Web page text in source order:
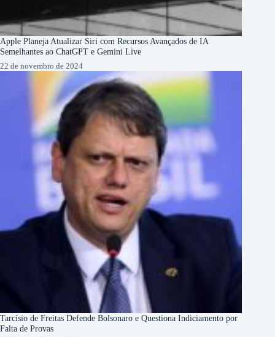
Apple Planeja Atualizar Siri com Recursos Avançados de IA
Semelhantes ao ChatGPT e Gemini Live
22 de novembro de 2024
Tarcísio de Freitas Defende Bolsonaro e Questiona Indiciamento por
Falta de Provas